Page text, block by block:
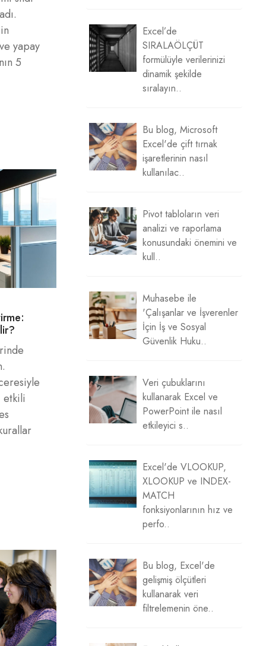
yapay
5
etkili
Excel’de
SIRALAÖLÇÜT
formülüyle verilerinizi
dinamik şekilde
sıralayın..
Bu blog, Microsoft
Excel'de çift tırnak
işaretlerinin nasıl
kullanılac..
Pivot tabloların veri
analizi ve raporlama
konusundaki önemini ve
kull..
Muhasebe ile
'Çalışanlar ve İşverenler
İçin İş ve Sosyal
Güvenlik Huku..
Veri çubuklarını
kullanarak Excel ve
PowerPoint ile nasıl
etkileyici s..
Excel'de VLOOKUP,
XLOOKUP ve INDEX-
MATCH
fonksiyonlarının hız ve
perfo..
Bu blog, Excel'de
gelişmiş ölçütleri
kullanarak veri
filtrelemenin öne..